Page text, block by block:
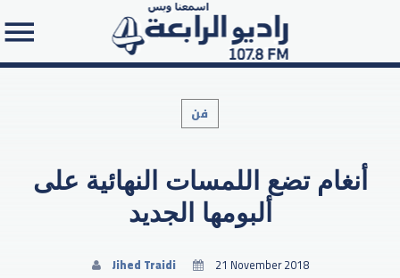
Search in the website:
فن
أنغام تضع اللمسات النهائية على
ألبومها الجديد
Jihed Traidi 21 November 2018